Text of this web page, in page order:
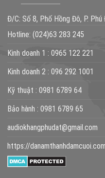
Đ/C: Số 8, Phố Hồng Đô, P. Phú
Hotline: (024)63 283 245
Kinh doanh 1 : 0965 122 221
Kinh doanh 2 : 096 292 1001
Kỹ thuật : 0981 6789 64
Bảo hành : 0981 6789 65
audiokhangphudat@gmail.com
https://